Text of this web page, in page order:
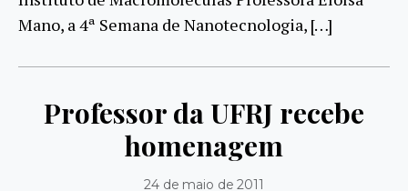
Mano, a 4ª Semana de Nanotecnologia, […]
Professor da UFRJ recebe
homenagem
24 de maio de 2011